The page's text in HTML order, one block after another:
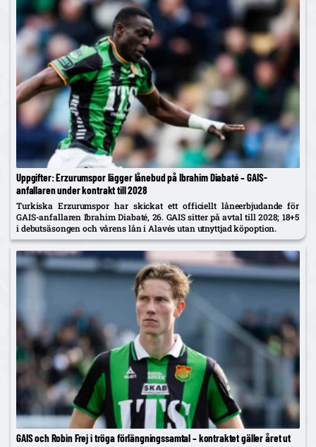
Uppgifter: Erzurumspor lägger lånebud på Ibrahim Diabaté – GAIS-
anfallaren under kontrakt till 2028
Turkiska Erzurumspor har skickat ett officiellt låneerbjudande för
GAIS-anfallaren Ibrahim Diabaté, 26. GAIS sitter på avtal till 2028; 18+5
i debutsäsongen och vårens lån i Alavés utan utnyttjad köpoption.
GAIS och Robin Frej i tröga förlängningssamtal – kontraktet gäller året ut